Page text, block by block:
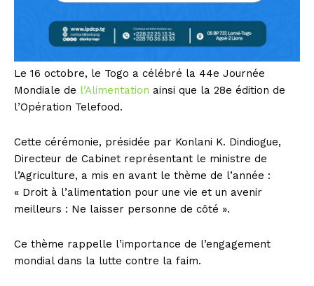
Le 16 octobre, le Togo a célébré la 44e Journée
Mondiale de l’Alimentation ainsi que la 28e édition de
l’Opération Telefood.
Cette cérémonie, présidée par Konlani K. Dindiogue,
Directeur de Cabinet représentant le ministre de
l’Agriculture, a mis en avant le thème de l’année :
« Droit à l’alimentation pour une vie et un avenir
meilleurs : Ne laisser personne de côté ».
Ce thème rappelle l’importance de l’engagement
mondial dans la lutte contre la faim.